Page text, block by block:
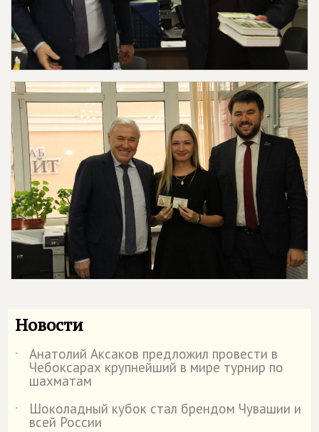
Новости
˙ Анатолий Аксаков предложил провести в
Чебоксарах крупнейший в мире турнир по
шахматам
˙
Шоколадный кубок стал брендом Чувашии и
всей России